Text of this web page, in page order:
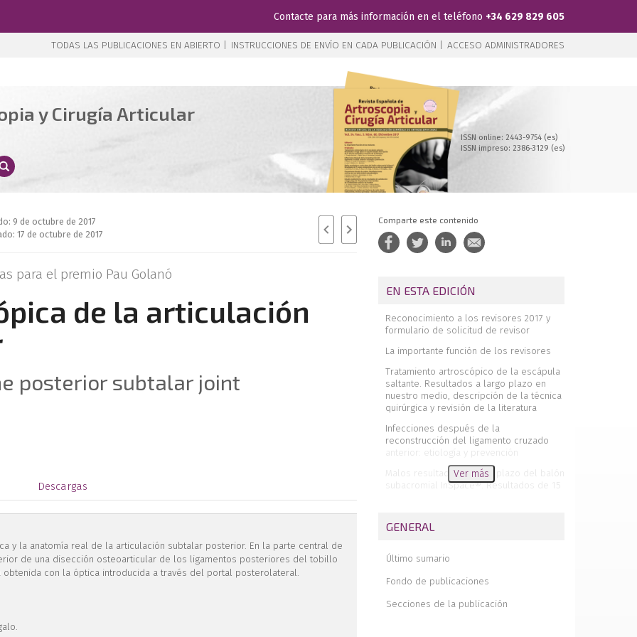
Contacte para más información en el teléfono +34 629 829 605
TODAS LAS PUBLICACIONES EN ABIERTO | INSTRUCCIONES DE ENVÍO EN CADA PUBLICACIÓN | ACCESO ADMINISTRADORES
y Cirugía Articular
ISSN online: 2443-9754 (es)
ISSN impreso: 2386-3129 (es)
9 de octubre de 2017
17 de octubre de 2017
para el premio Pau Golanó
de la articulación
posterior subtalar joint
Descargas
y la anatomía real de la articulación subtalar posterior. En la parte central de
de una disección osteoarticular de los ligamentos posteriores del tobillo
obtenida con la óptica introducida a través del portal posterolateral.
Comparte este contenido
EN ESTA EDICIÓN
Reconocimiento a los revisores 2017 y
formulario de solicitud de revisor
La importante función de los revisores
Tratamiento artroscópico de la escápula
saltante. Resultados a largo plazo en
nuestro medio, descripción de la técnica
quirúrgica y revisión de la literatura
Infecciones después de la
reconstrucción del ligamento cruzado
anterior: etiología y prevención
Malos resultados a corto plazo del balón
subacromial InSpace®. Resultados de 15
Recomendaciones para revisores
Pinzamiento blando de cadera.
Manifestaciones clínicas de una
deformidad subradiológica
de satisfacción a largo plazo de 142
Ver más
GENERAL
Último sumario
Fondo de publicaciones
Secciones de la publicación